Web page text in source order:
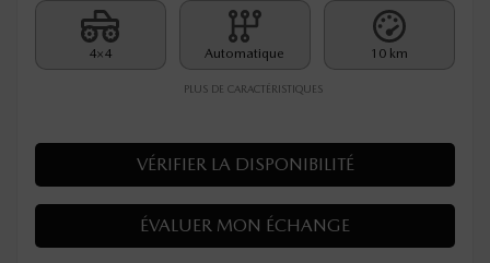
4×4 Automatique 10 km
PLUS DE CARACTÉRISTIQUES
VÉRIFIER LA DISPONIBILITÉ
ÉVALUER MON ÉCHANGE